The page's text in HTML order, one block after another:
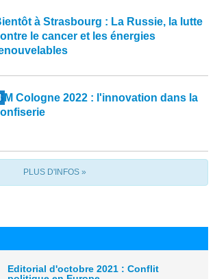
à Strasbourg : La Russie, la lutte
le cancer et les énergies
Cologne 2022 : l'innovation dans la
PLUS D'INFOS »
Editorial d'octobre 2021 : Conflit